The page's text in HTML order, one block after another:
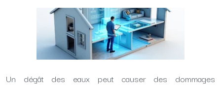
Un dégât des eaux peut causer des dommages